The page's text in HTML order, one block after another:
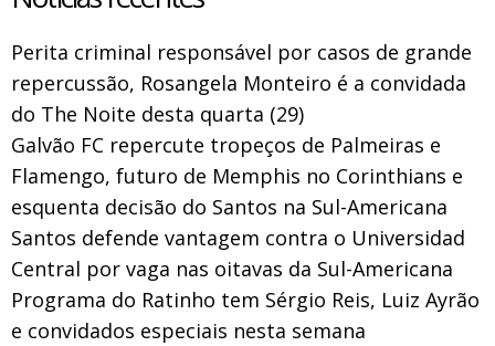
Perita criminal responsável por casos de grande
repercussão, Rosangela Monteiro é a convidada
do The Noite desta quarta (29)
Galvão FC repercute tropeços de Palmeiras e
Flamengo, futuro de Memphis no Corinthians e
esquenta decisão do Santos na Sul-Americana
Santos defende vantagem contra o Universidad
Central por vaga nas oitavas da Sul-Americana
Programa do Ratinho tem Sérgio Reis, Luiz Ayrão
e convidados especiais nesta semana